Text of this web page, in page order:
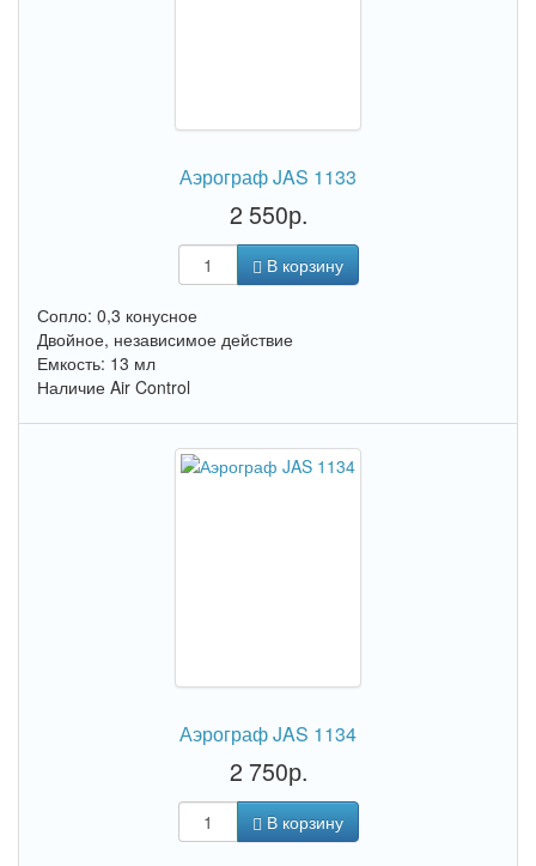
Аэрограф JAS 1133
2 550р.
В корзину
Сопло: 0,3 конусное
Двойное, независимое действие
Емкость: 13 мл
Наличие Air Control
Аэрограф JAS 1134
2 750р.
В корзину